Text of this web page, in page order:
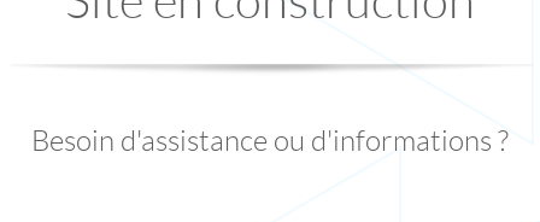
Besoin d'assistance ou d'informations ?